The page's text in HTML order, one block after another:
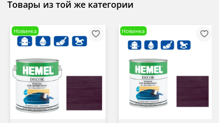
Товары из той же категории
Новинка Новинка